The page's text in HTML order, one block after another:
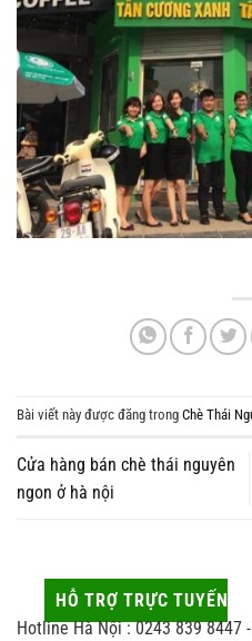
Bài viết này được đăng trong Chè Thái
Cửa hàng bán chè thái nguyên
ngon ở hà nội
HỖ TRỢ TRỰC TUYẾN
Hotline Hà Nội : 0243 839 8447